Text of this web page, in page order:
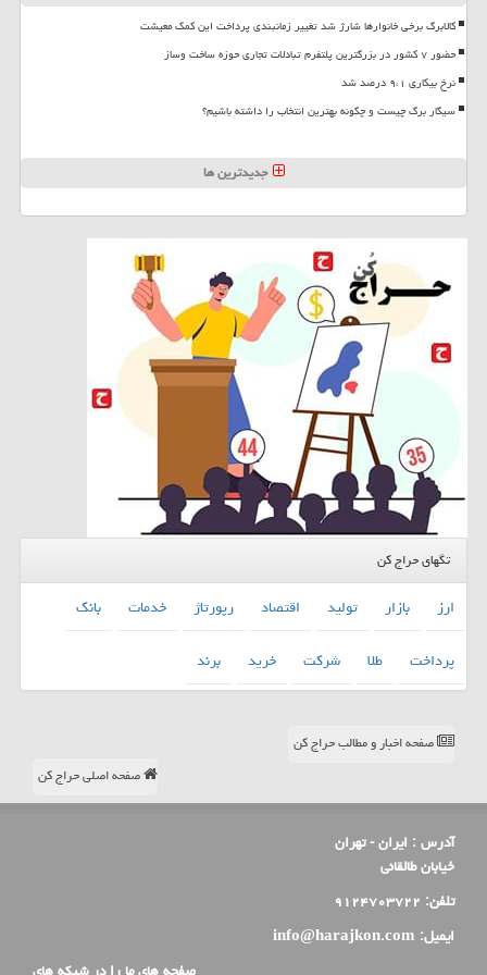
کالابرگ برخی خانوارها شارژ شد تغییر زمانبندی پرداخت این کمک معیشت
حضور ۷ کشور در بزرگترین پلتفرم تبادلات تجاری حوزه ساخت وساز
نرخ بیکاری ۹،۱ درصد شد
سیگار برگ چیست و چگونه بهترین انتخاب را داشته باشیم؟
جدیدترین ها
تگهای حراج کن
ارز بازار تولید اقتصاد رپورتاژ خدمات
بانك
پرداخت
طلا شركت خرید برند
صفحه اخبار و مطالب حراج کن
صفحه اصلی حراج کن
آدرس : ایران - تهران
خیابان طالقانی
تلفن: ۹۱۲۴۷۰۳۷۲۲
ایمیل: info@harajkon.com